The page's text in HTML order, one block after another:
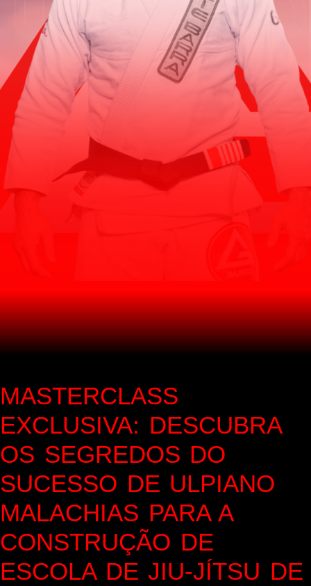
MASTERCLASS
EXCLUSIVA: DESCUBRA
OS SEGREDOS DO
SUCESSO DE ULPIANO
MALACHIAS PARA A
CONSTRUÇÃO DE
ESCOLA DE JIU-JÍTSU DE